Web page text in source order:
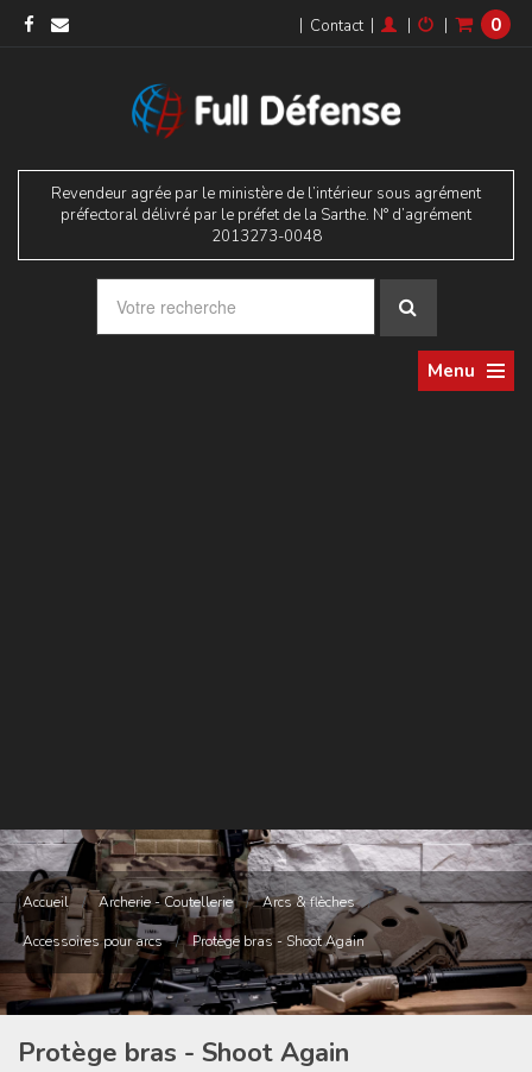
| Contact | | | 0
Revendeur agrée par le ministère de l’intérieur sous agrément
préfectoral délivré par le préfet de la Sarthe. N° d’agrément
2013273-0048
Menu
Accueil / Archerie - Coutellerie / Arcs & flèches /
Accessoires pour arcs / Protège bras - Shoot Again
Protège bras - Shoot Again